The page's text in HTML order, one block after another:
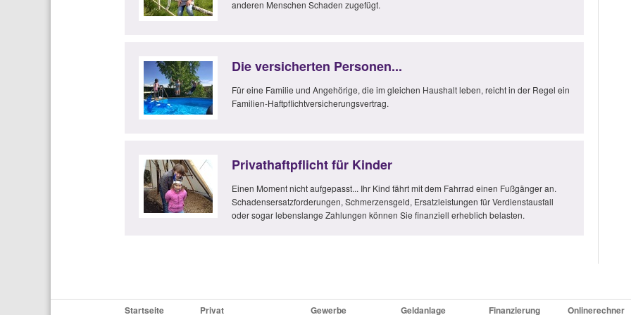
anderen Menschen Schaden zugefügt.
Die versicherten Personen...
Für eine Familie und Angehörige, die im gleichen Haushalt leben, reicht in der Regel ein
Familien-Haftpflichtversicherungsvertrag.
Privathaftpflicht für Kinder
Einen Moment nicht aufgepasst... Ihr Kind fährt mit dem Fahrrad einen Fußgänger an.
Schadensersatzforderungen, Schmerzensgeld, Ersatzleistungen für Verdienstausfall
oder sogar lebenslange Zahlungen können Sie finanziell erheblich belasten.
Startseite Privat Gewerbe Geldanlage Finanzierung Onlinerechner